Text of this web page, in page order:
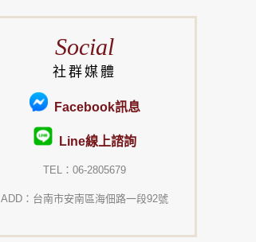
Social
社群媒體
Facebook訊息
Line線上諮詢
TEL：06-2805679
ADD：台南市安南區海佃路一段92號